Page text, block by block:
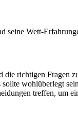
seine Wett-
richtigen Fragen
wohlüberlegt
treffen, um